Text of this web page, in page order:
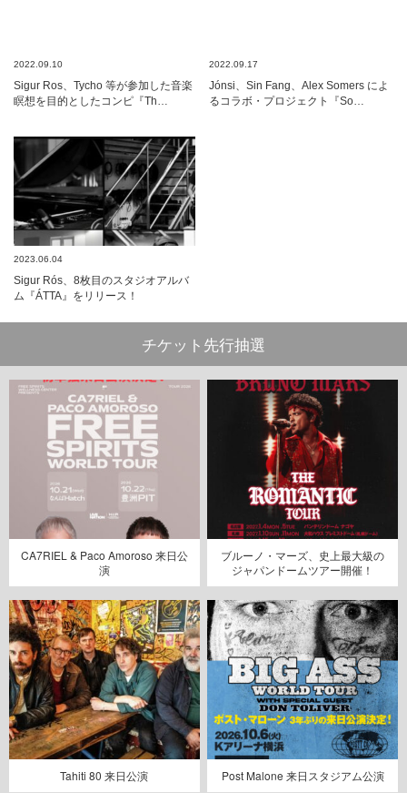
2022.09.10
Sigur Ros、Tycho 等が参加した音楽
瞑想を目的としたコンピ『Th…
2022.09.17
Jónsi、Sin Fang、Alex Somers によ
るコラボ・プロジェクト『So…
2023.06.04
Sigur Rós、8枚目のスタジオアルバ
ム『ÁTTA』をリリース！
チケット先行抽選
CA7RIEL & Paco Amoroso 来日公
演
ブルーノ・マーズ、史上最大級の
ジャパンドームツアー開催！
Tahiti 80 来日公演 Post Malone 来日スタジアム公演